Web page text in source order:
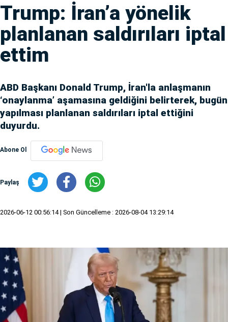
Trump: İran’a yönelik
planlanan saldırıları iptal
ettim
ABD Başkanı Donald Trump, İran'la anlaşmanın
‘onaylanma’ aşamasına geldiğini belirterek, bugün
yapılması planlanan saldırıları iptal ettiğini
duyurdu.
Abone Ol
Paylaş
2026-06-12 00:56:14 | Son Güncelleme : 2026-08-04 13:29:14